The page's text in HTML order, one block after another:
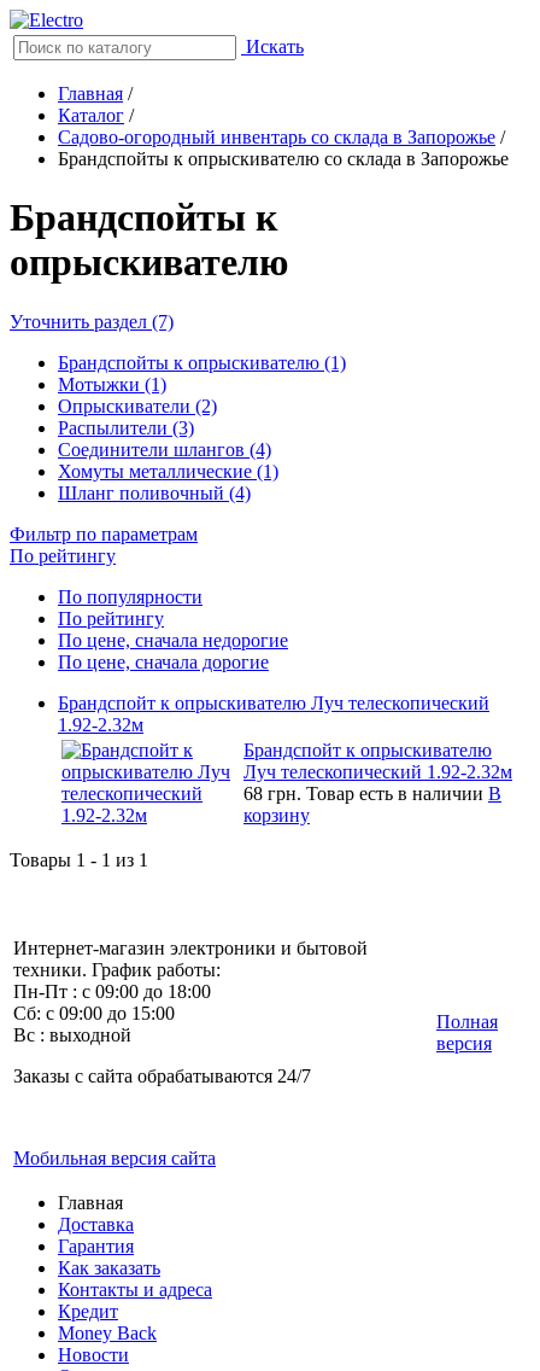
Искать
Главная /
Каталог /
Садово-огородный инвентарь со склада в Запорожье /
Брандспойты к опрыскивателю со склада в Запорожье
Брандспойты к
опрыскивателю
Уточнить раздел (7)
Брандспойты к опрыскивателю (1)
Мотыжки (1)
Опрыскиватели (2)
Распылители (3)
Соединители шлангов (4)
Хомуты металлические (1)
Шланг поливочный (4)
Фильтр по параметрам
По рейтингу
По популярности
По рейтингу
По цене, сначала недорогие
По цене, сначала дорогие
Брандспойт к опрыскивателю Луч телескопический
1.92-2.32м
Брандспойт к опрыскивателю
Луч телескопический 1.92-2.32м
68 грн. Товар есть в наличии В
корзину
Товары 1 - 1 из 1
Интернет-магазин электроники и бытовой
техники. График работы:
Пн-Пт : с 09:00 до 18:00
Сб: с 09:00 до 15:00
Вс : выходной
Заказы с сайта обрабатываются 24/7
Мобильная версия сайта
Полная
версия
Главная
Доставка
Гарантия
Как заказать
Контакты и адреса
Кредит
Money Back
Новости